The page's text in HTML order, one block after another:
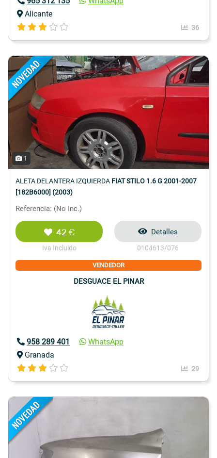
Alicante
36
1
ALETA DELANTERA IZQUIERDA FIAT STILO 1.6 G 2001-2007
[182B6000] (2003)
Referencia: (No Inc.)
42 €
Iva Incluido
Detalles
0104613/076
VENDEDOR
DESGUACE EL PINAR
958 289 401
WhatsApp
Granada
29